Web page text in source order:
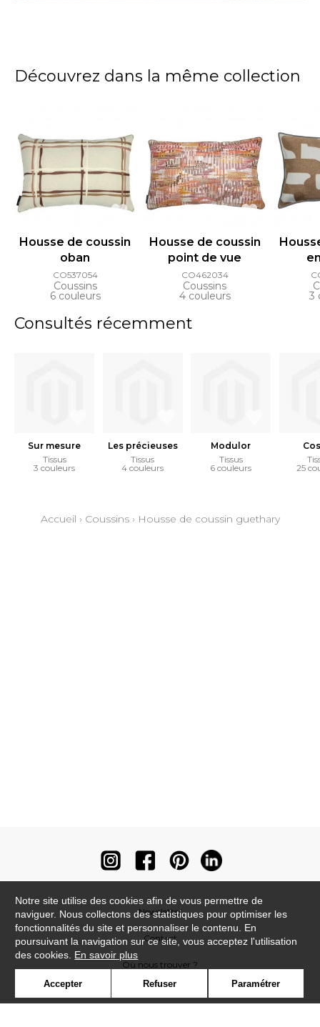
Découvrez dans la même collection
Housse de coussin
oban
CO537054
Coussins
6 couleurs
Housse de coussin
point de vue
CO462034
Coussins
4 couleurs 3
Consultés récemment
Sur mesure
Tissus
3 couleurs
Les précieuses
Tissus
4 couleurs
Modulor
Tissus
6 couleurs
25
Accueil › Coussins› Housse de coussin guethary
Newsletter
Contact
Où nous trouver ?
Notre site utilise des cookies afin de vous permettre de
naviguer. Nous collectons des statistiques pour optimiser les
fonctionnalités du site et personnaliser le contenu. En
poursuivant la navigation sur ce site, vous acceptez l'utilisation
des cookies. En savoir plus
Accepter Refuser Paramétrer